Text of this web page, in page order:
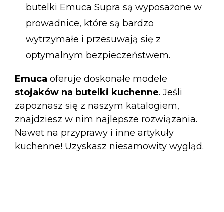
butelki Emuca Supra są wyposażone w
prowadnice, które są bardzo
wytrzymałe i przesuwają się z
optymalnym bezpieczeństwem.
Emuca oferuje doskonałe modele
stojaków na butelki kuchenne. Jeśli
zapoznasz się z naszym katalogiem,
znajdziesz w nim najlepsze rozwiązania.
Nawet na przyprawy i inne artykuły
kuchenne! Uzyskasz niesamowity wygląd.